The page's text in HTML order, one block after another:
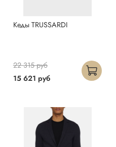
Кеды TRUSSARDI
15 621 руб
22 315 руб